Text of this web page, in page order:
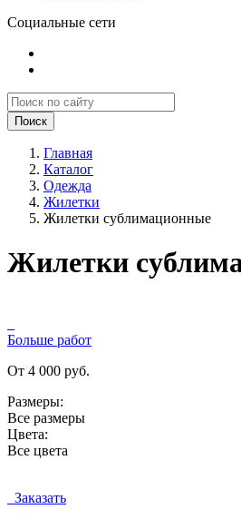
Социальные сети
Поиск
Главная
Каталог
Одежда
Жилетки
Жилетки сублимационные
Жилетки
Больше работ
От 4 000 руб.
Размеры:
Все размеры
Цвета:
Все цвета
Заказать